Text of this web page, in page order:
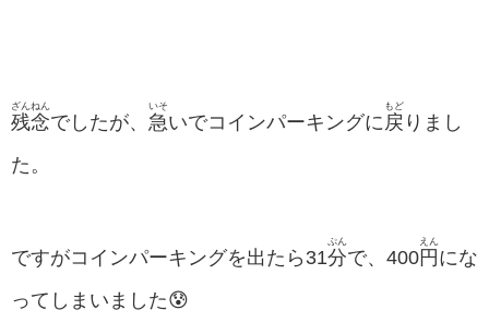
残念
ざんねん
でしたが、 急
いそ
いでコインパーキングに 戻
もど
りまし
た。
ですがコインパーキングを出たら31分
ぷん
で、400円
えん
にな
ってしまいました😰